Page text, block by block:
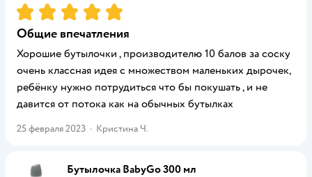
Рейтинг:5
Общие впечатления
Хорошие бутылочки , производителю 10 балов за соску
очень классная идея с множеством маленьких дырочек,
ребёнку нужно потрудиться что бы покушать , и не
давится от потока как на обычных бутылках
25 февраля 2023 · Кристина Ч.
Бутылочка BabyGo 300 мл